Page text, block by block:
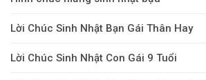
Lời Chúc Sinh Nhật Bạn Gái Thân Hay
Lời Chúc Sinh Nhật Con Gái 9 Tuổi